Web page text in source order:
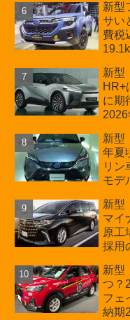
新型
サい
費税
カー
も残
新型
HR+
に期
新型
年夏
リン
モデ
新型
マイ
原工
採用
費税
新型
つ？
フェ
納期